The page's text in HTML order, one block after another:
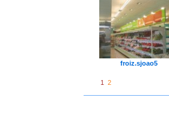
froiz.sjoao5
1 2